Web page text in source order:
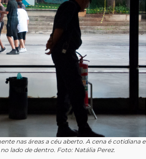
nas áreas a céu aberto. A cena é cotidiana e
lado de dentro. Foto: Natália Perez.